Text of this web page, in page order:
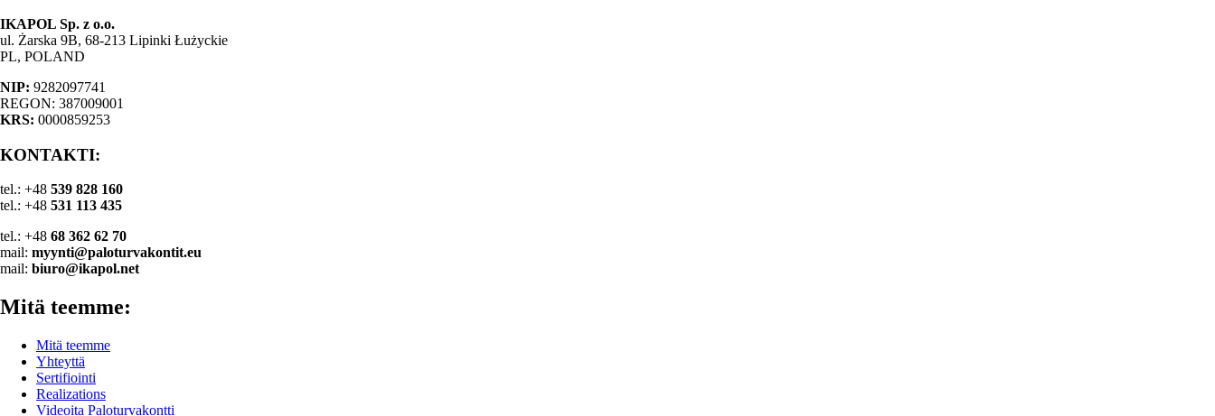
IKAPOL Sp. z o.o.
ul. Żarska 9B, 68-213 Lipinki Łużyckie
PL, POLAND
NIP: 9282097741
REGON: 387009001
KRS: 0000859253
KONTAKTI:
tel.: +48 539 828 160
tel.: +48 531 113 435
tel.: +48 68 362 62 70
mail: myynti@paloturvakontit.eu
mail: biuro@ikapol.net
Mitä teemme:
Mitä teemme
Yhteyttä
Sertifiointi
Realizations
Videoita Paloturvakontti